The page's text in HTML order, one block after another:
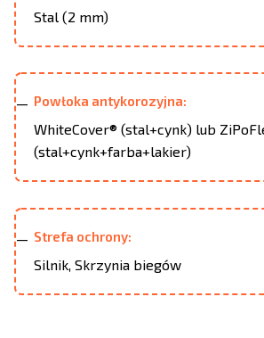
Stal (2 mm)
Powłoka antykorozyjna:
WhiteCover® (stal+cynk) lub
(stal+cynk+farba+lakier)
Strefa ochrony:
Silnik, Skrzynia biegów